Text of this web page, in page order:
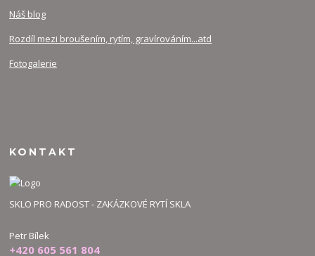
Náš blog
Rozdíl mezi broušením, rytím, gravírováním...atd
Fotogalerie
KONTAKT
SKLO PRO RADOST - ZAKÁZKOVÉ RYTÍ SKLA
Petr Bílek
+420 605 561 804